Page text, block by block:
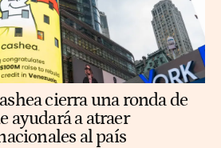
cierra una ronda de
ayudará a atraer
al país